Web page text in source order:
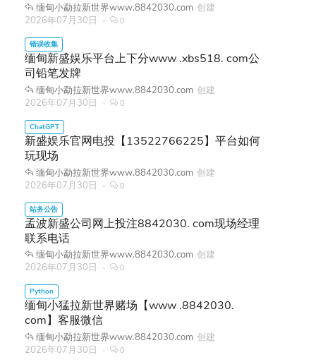
缅甸小勐拉新世界www.8842030.com 创建
2026年07月30日
0
缅甸新盛娱乐平台上下分www .xbs518. com公
司铅笔发牌
缅甸小勐拉新世界www.8842030.com 创建
2026年07月30日
0
新盛娱乐官网电投【13522766225】平台如何
玩现场
缅甸小勐拉新世界www.8842030.com 创建
2026年07月30日
0
孟波新盛公司网上投注8842030. com现场经理
联系电话
缅甸小勐拉新世界www.8842030.com 创建
2026年07月30日
0
缅甸小猛拉新世界赌场【www .8842030.
com】客服微信
缅甸小勐拉新世界www.8842030.com 创建
2026年07月30日
0